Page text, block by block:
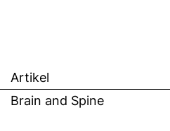
Artikel
Brain and Spine